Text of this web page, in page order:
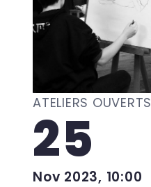
ATELIERS OUVERTS
25
Nov 2023, 10:00